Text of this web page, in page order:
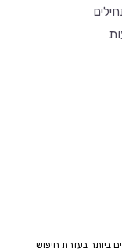
ביותר בעזרת חיפוש